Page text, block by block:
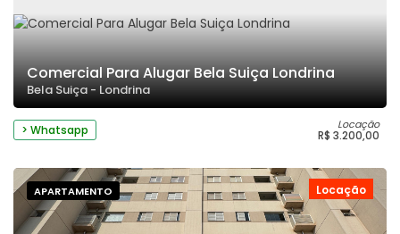
Comercial Para Alugar Bela Suiça Londrina
Bela Suiça - Londrina
> Whatsapp Locação
R$ 3.200,00
Locação
APARTAMENTO